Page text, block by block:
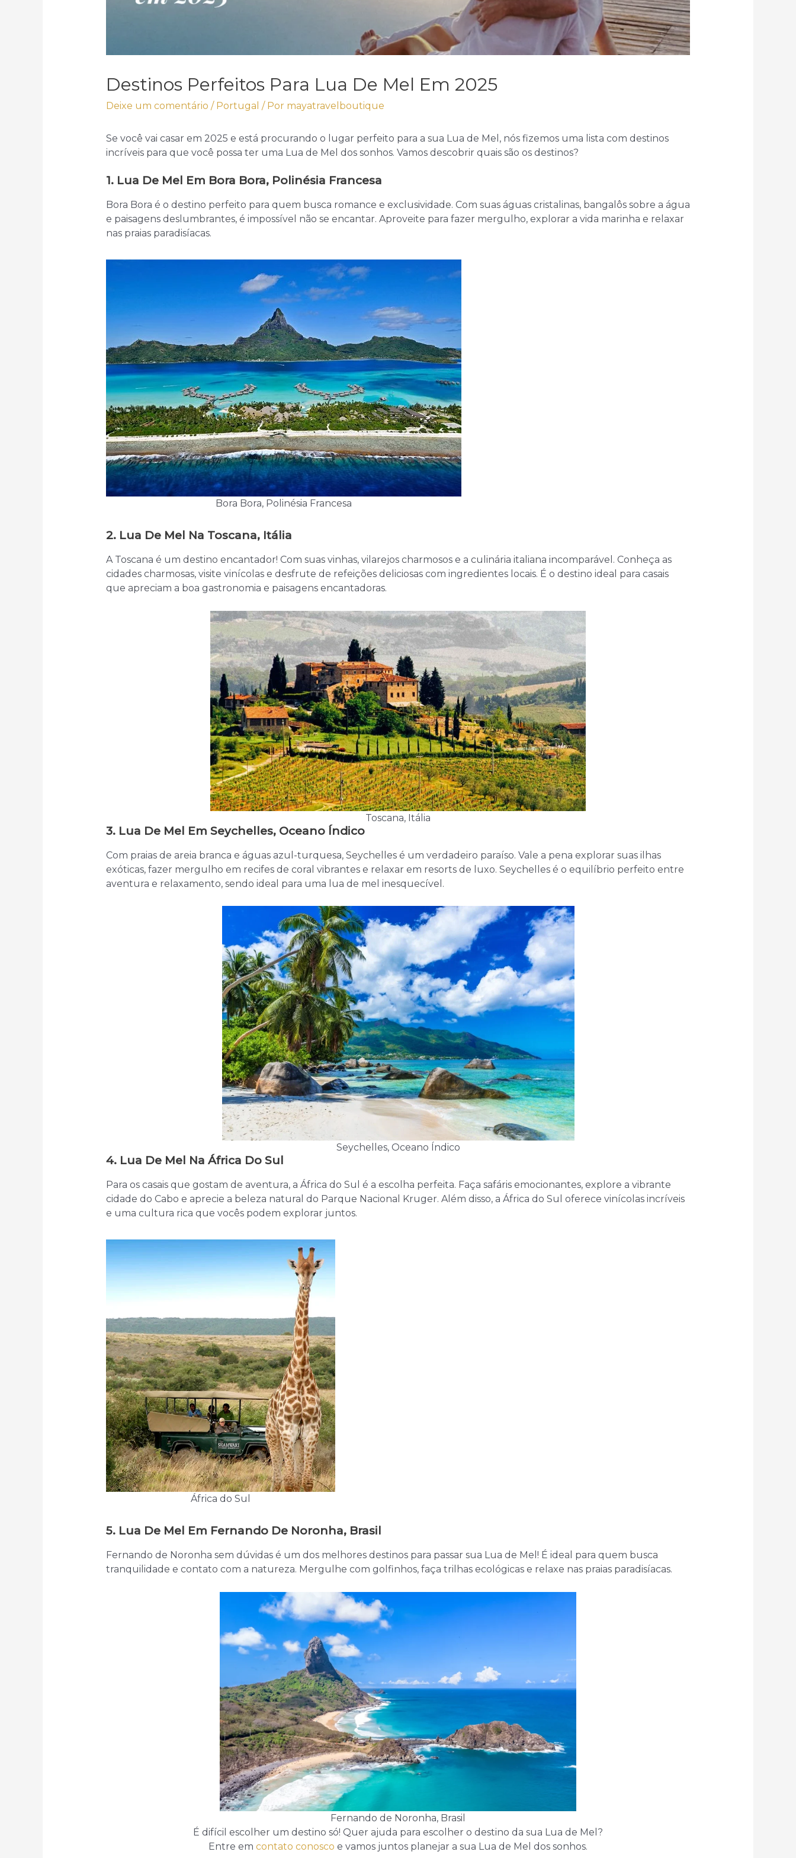
Destinos Perfeitos Para Lua De Mel Em 2025
Deixe um comentário / Portugal / Por mayatravelboutique
Se você vai casar em 2025 e está procurando o lugar perfeito para a sua Lua de Mel, nós fizemos uma lista com destinos
incríveis para que você possa ter uma Lua de Mel dos sonhos. Vamos descobrir quais são os destinos?
1. Lua De Mel Em Bora Bora, Polinésia Francesa
Bora Bora é o destino perfeito para quem busca romance e exclusividade. Com suas águas cristalinas, bangalôs sobre a água
e paisagens deslumbrantes, é impossível não se encantar. Aproveite para fazer mergulho, explorar a vida marinha e relaxar
nas praias paradisíacas.
Bora Bora, Polinésia Francesa
2. Lua De Mel Na Toscana, Itália
A Toscana é um destino encantador! Com suas vinhas, vilarejos charmosos e a culinária italiana incomparável. Conheça as
cidades charmosas, visite vinícolas e desfrute de refeições deliciosas com ingredientes locais. É o destino ideal para casais
que apreciam a boa gastronomia e paisagens encantadoras.
Toscana, Itália
3. Lua De Mel Em Seychelles, Oceano Índico
Com praias de areia branca e águas azul-turquesa, Seychelles é um verdadeiro paraíso. Vale a pena explorar suas ilhas
exóticas, fazer mergulho em recifes de coral vibrantes e relaxar em resorts de luxo. Seychelles é o equilíbrio perfeito entre
aventura e relaxamento, sendo ideal para uma lua de mel inesquecível.
Seychelles, Oceano Índico
4. Lua De Mel Na África Do Sul
Para os casais que gostam de aventura, a África do Sul é a escolha perfeita. Faça safáris emocionantes, explore a vibrante
cidade do Cabo e aprecie a beleza natural do Parque Nacional Kruger. Além disso, a África do Sul oferece vinícolas incríveis
e uma cultura rica que vocês podem explorar juntos.
África do Sul
5. Lua De Mel Em Fernando De Noronha, Brasil
Fernando de Noronha sem dúvidas é um dos melhores destinos para passar sua Lua de Mel! É ideal para quem busca
tranquilidade e contato com a natureza. Mergulhe com golfinhos, faça trilhas ecológicas e relaxe nas praias paradisíacas.
Fernando de Noronha, Brasil
É difícil escolher um destino só! Quer ajuda para escolher o destino da sua Lua de Mel?
Entre em contato conosco e vamos juntos planejar a sua Lua de Mel dos sonhos.